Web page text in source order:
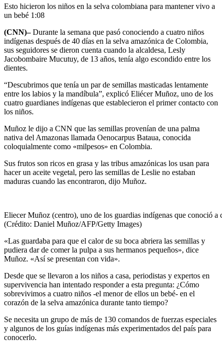
Esto hicieron los niños en la selva colombiana para mantener vivo a
un bebé 1:08
(CNN)–Durante la semana que pasó conociendo a cuatro niños
indígenas después de 40 días en la selva amazónica de Colombia,
sus seguidores se dieron cuenta cuando la alcaldesa, Lesly
Jacobombaire Mucutuy, de 13 años, tenía algo escondido entre los
dientes.
“Descubrimos que tenía un par de semillas masticadas lentamente
entre los labios y la mandíbula”, explicó Eliécer Muñoz, uno de los
cuatro guardianes indígenas que establecieron el primer contacto con
los niños.
Muñoz le dijo a CNN que las semillas provenían de una palma
nativa del Amazonas llamada Oenocarpus Bataua, conocida
coloquialmente como «milpesos» en Colombia.
Sus frutos son ricos en grasa y las tribus amazónicas los usan para
hacer un aceite vegetal, pero las semillas de Leslie no estaban
maduras cuando las encontraron, dijo Muñoz.
Eliecer Muñoz (centro), uno de los guardias indígenas que conoció
(Crédito: Daniel Muñoz/AFP/Getty Images)
«Las guardaba para que el calor de su boca abriera las semillas y
pudiera dar de comer la pulpa a sus hermanos pequeños», dice
Muñoz. «Así se presentan con vida».
Desde que se llevaron a los niños a casa, periodistas y expertos en
supervivencia han intentado responder a esta pregunta: ¿Cómo
sobrevivimos a cuatro niños -el menor de ellos un bebé- en el
corazón de la selva amazónica durante tanto tiempo?
Se necesita un grupo de más de 130 comandos de fuerzas especiales
y algunos de los guías indígenas más experimentados del país para
conocerlo.